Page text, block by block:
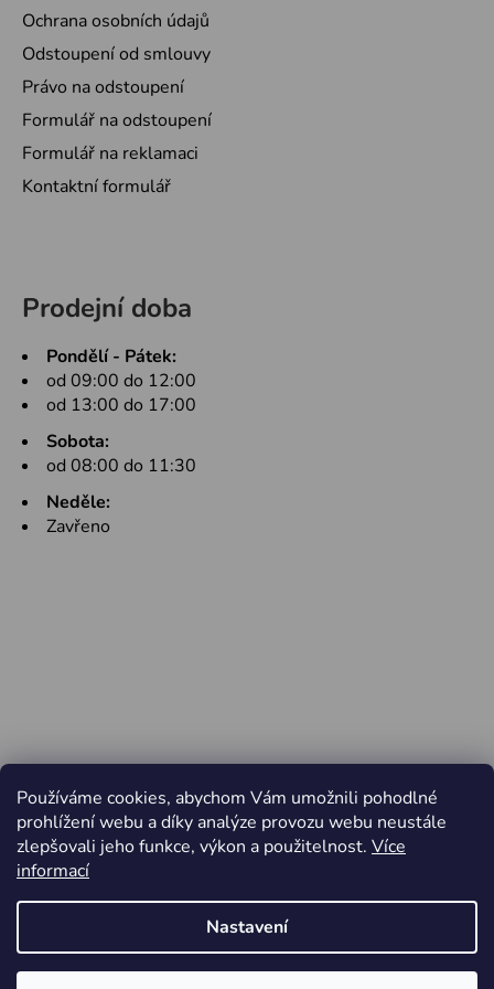
Používáme cookies, abychom Vám umožnili pohodlné
prohlížení webu a díky analýze provozu webu neustále
zlepšovali jeho funkce, výkon a použitelnost. Více
informací
Nastavení
Ochrana osobních údajů
Odstoupení od smlouvy
Právo na odstoupení
Formulář na odstoupení
Formulář na reklamaci
Kontaktní formulář
Prodejní doba
Pondělí - Pátek:
od 09:00 do 12:00
od 13:00 do 17:00
Sobota:
od 08:00 do 11:30
Neděle:
Zavřeno
Vytvořil Shoptet